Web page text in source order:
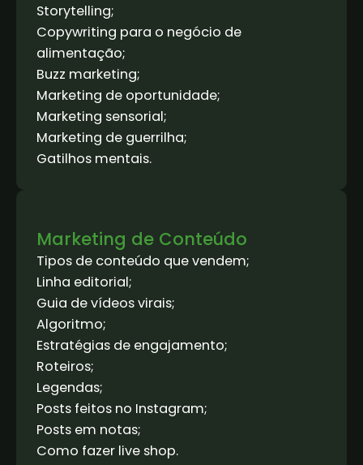
Storytelling;
Copywriting para o negócio de
alimentação;
Buzz marketing;
Marketing de oportunidade;
Marketing sensorial;
Marketing de guerrilha;
Gatilhos mentais.
Marketing de Conteúdo
Tipos de conteúdo que vendem;
Linha editorial;
Guia de vídeos virais;
Algoritmo;
Estratégias de engajamento;
Roteiros;
Legendas;
Posts feitos no Instagram;
Posts em notas;
Como fazer live shop.